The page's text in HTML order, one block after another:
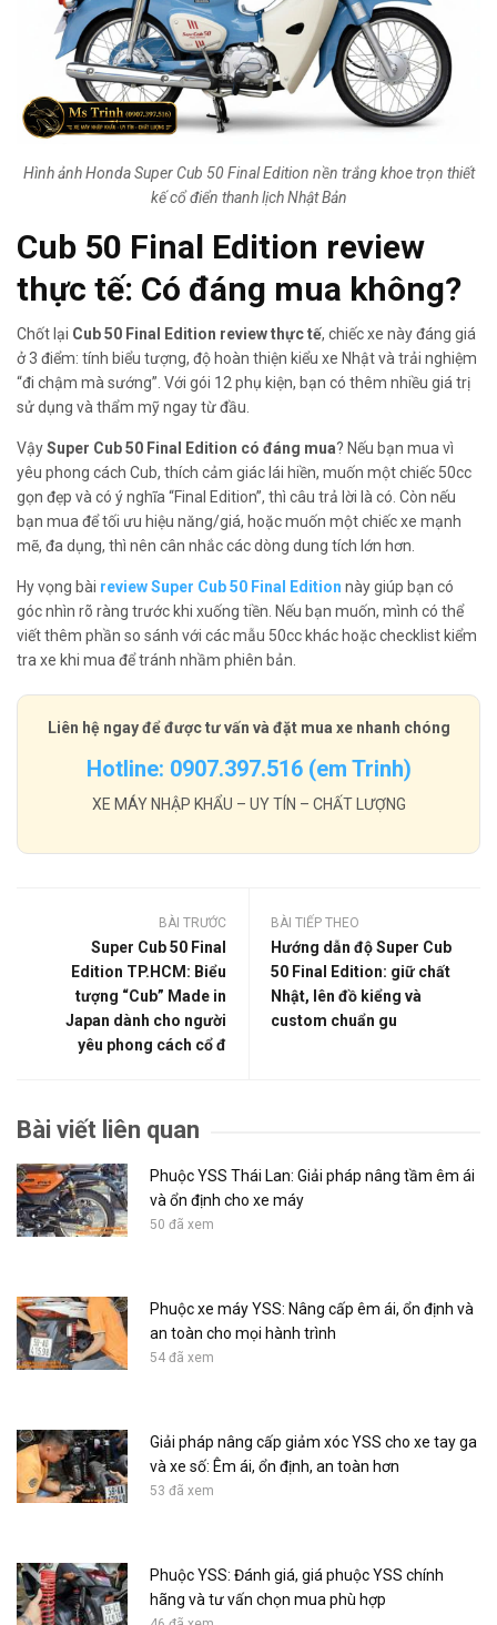
Hình ảnh Honda Super Cub 50 Final Edition nền trắng khoe trọn thiết
kế cổ điển thanh lịch Nhật Bản
Cub 50 Final Edition review
thực tế: Có đáng mua không?
Chốt lại Cub 50 Final Edition review thực tế, chiếc xe này đáng giá
ở 3 điểm: tính biểu tượng, độ hoàn thiện kiểu xe Nhật và trải nghiệm
“đi chậm mà sướng”. Với gói 12 phụ kiện, bạn có thêm nhiều giá trị
sử dụng và thẩm mỹ ngay từ đầu.
VậySuper Cub 50 Final Edition có đáng mua? Nếu bạn mua vì
yêu phong cách Cub, thích cảm giác lái hiền, muốn một chiếc 50cc
gọn đẹp và có ý nghĩa “Final Edition”, thì câu trả lời là có. Còn nếu
bạn mua để tối ưu hiệu năng/giá, hoặc muốn một chiếc xe mạnh
mẽ, đa dụng, thì nên cân nhắc các dòng dung tích lớn hơn.
Hy vọng bài review Super Cub 50 Final Edition này giúp bạn có
góc nhìn rõ ràng trước khi xuống tiền. Nếu bạn muốn, mình có thể
viết thêm phần so sánh với các mẫu 50cc khác hoặc checklist kiểm
tra xe khi mua để tránh nhầm phiên bản.
Liên hệ ngay để được tư vấn và đặt mua xe nhanh chóng
Hotline: 0907.397.516 (em Trinh)
XE MÁY NHẬP KHẨU – UY TÍN – CHẤT LƯỢNG
BÀI TRƯỚC
Super Cub 50 Final
Edition TP.HCM: Biểu
tượng “Cub” Made in
Japan dành cho người
yêu phong cách cổ đ
BÀI TIẾP THEO
Hướng dẫn độ Super Cub
50 Final Edition: giữ chất
Nhật, lên đồ kiểng và
custom chuẩn gu
Bài viết liên quan
Phuộc YSS Thái Lan: Giải pháp nâng tầm êm ái
và ổn định cho xe máy
50 đã xem
Phuộc xe máy YSS: Nâng cấp êm ái, ổn định và
an toàn cho mọi hành trình
54 đã xem
Giải pháp nâng cấp giảm xóc YSS cho xe tay ga
và xe số: Êm ái, ổn định, an toàn hơn
53 đã xem
Phuộc YSS: Đánh giá, giá phuộc YSS chính
hãng và tư vấn chọn mua phù hợp